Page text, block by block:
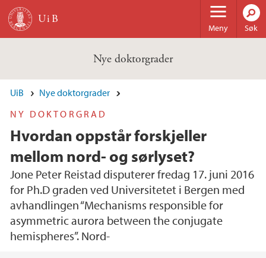
Hopp til hovedinnhold
Meny Søk
Nye doktorgrader
UiB
Nye doktorgrader
NY DOKTORGRAD
Hvordan oppstår forskjeller
mellom nord- og sørlyset?
Jone Peter Reistad disputerer fredag 17. juni 2016
for Ph.D graden ved Universitetet i Bergen med
avhandlingen “Mechanisms responsible for
asymmetric aurora between the conjugate
hemispheres”. Nord-